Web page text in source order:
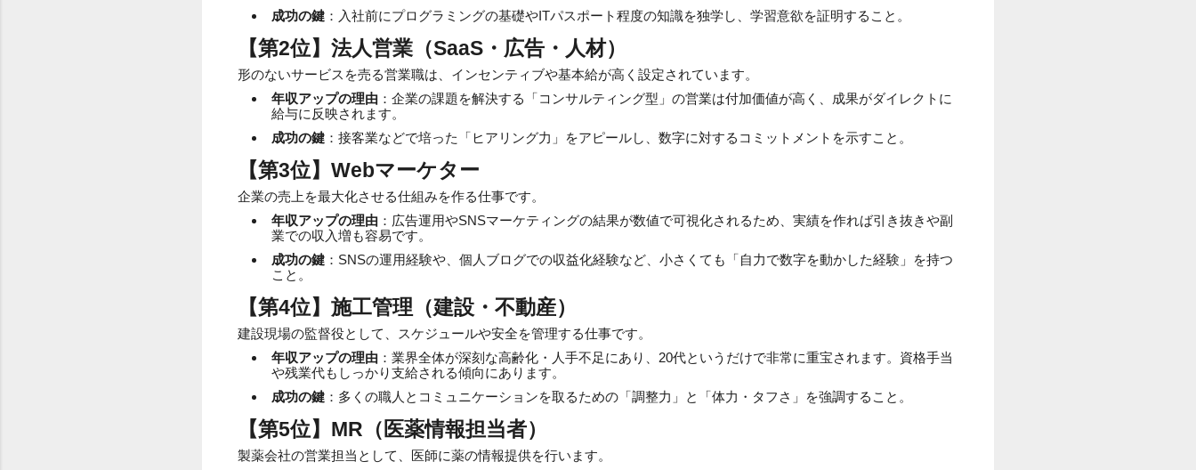
成功の鍵 ：入社前にプログラミングの基礎やITパスポート程度の知識を独学し、学習意欲を証明すること。
【第2位】法人営業（SaaS・広告・人材）
形のないサービスを売る営業職は、インセンティブや基本給が高く設定されています。
年収アップの理由 ：企業の課題を解決する「コンサルティング型」の営業は付加価値が高く、成果がダイレクトに
給与に反映されます。
成功の鍵 ：接客業などで培った「ヒアリング力」をアピールし、数字に対するコミットメントを示すこと。
【第3位】Webマーケター
企業の売上を最大化させる仕組みを作る仕事です。
年収アップの理由 ：広告運用やSNSマーケティングの結果が数値で可視化されるため、実績を作れば引き抜きや副
業での収入増も容易です。
成功の鍵 ：SNSの運用経験や、個人ブログでの収益化経験など、小さくても「自力で数字を動かした経験」を持つ
こと。
【第4位】施工管理（建設・不動産）
建設現場の監督役として、スケジュールや安全を管理する仕事です。
年収アップの理由 ：業界全体が深刻な高齢化・人手不足にあり、20代というだけで非常に重宝されます。資格手当
や残業代もしっかり支給される傾向にあります。
成功の鍵 ：多くの職人とコミュニケーションを取るための「調整力」と「体力・タフさ」を強調すること。
【第5位】MR（医薬情報担当者）
製薬会社の営業担当として、医師に薬の情報提供を行います。